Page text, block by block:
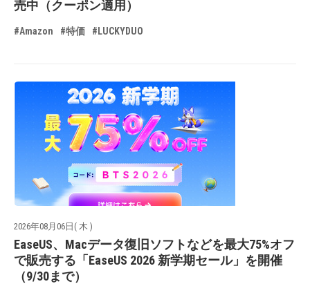
売中（クーポン適用）
#Amazon #特価 #LUCKYDUO
2026年08月06日( 木 )
EaseUS、Macデータ復旧ソフトなどを最大75%オフ
で販売する「EaseUS 2026 新学期セール」を開催
（9/30まで）